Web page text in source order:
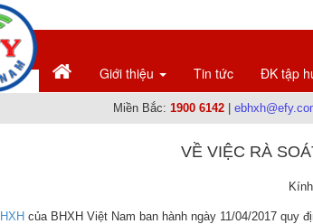
Giới thiệu Tin tức ĐK tập
Miền Bắc: 1900 6142|
VỀ VIỆC RÀ
của BHXH Việt Nam ban hành ngày 11/04/2017